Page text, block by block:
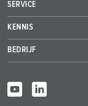
SERVICE
KENNIS
BEDRIJF